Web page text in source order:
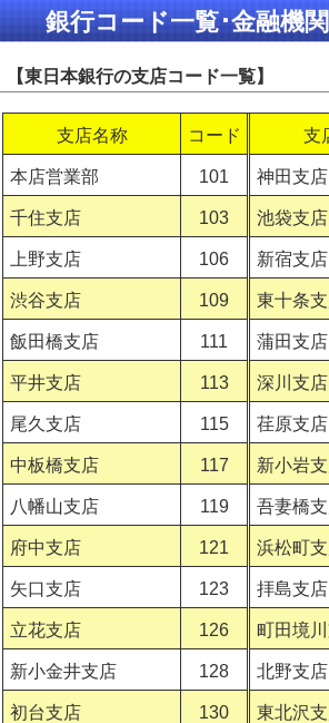
銀行コード一覧･金融機
【東日本銀行の支店コード一覧】
支店名称 コード 支
本店営業部 101 神田支店
千住支店 103 池袋支店
上野支店 106 新宿支店
渋谷支店 109 東十条
飯田橋支店 111 蒲田支店
平井支店 113 深川支店
尾久支店 115 荏原支店
中板橋支店 117 新小岩
八幡山支店 119 吾妻橋
府中支店 121 浜松町
矢口支店 123 拝島支店
立花支店 126 町田境
新小金井支店 128 北野支店
初台支店 130 東北沢